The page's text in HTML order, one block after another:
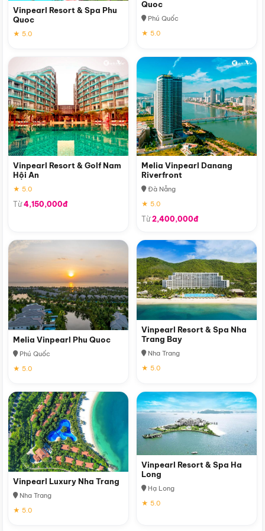
Vinpearl Resort & Spa Phu
Quoc
★ 5.0
Quoc
Phú Quốc
★ 5.0
Vinpearl Resort & Golf Nam
Hội An
★ 5.0
Từ4,150,000đ
Melia Vinpearl Danang
Riverfront
Đà Nẵng
★ 5.0
Từ2,400,000đ
Melia Vinpearl Phu Quoc
Phú Quốc
★ 5.0
Vinpearl Resort & Spa Nha
Trang Bay
Nha Trang
★ 5.0
Vinpearl Luxury Nha Trang
Nha Trang
★ 5.0
Vinpearl Resort & Spa Ha
Long
Hạ Long
★ 5.0